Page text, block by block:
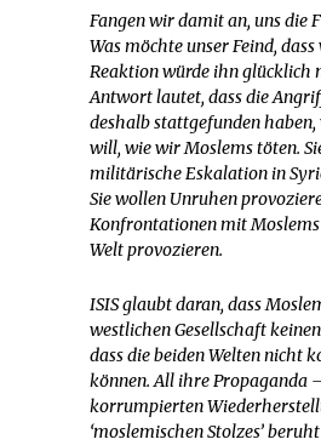
Fangen wir damit an, uns die
Was möchte unser Feind,
Reaktion würde ihn glücklich
Antwort lautet, dass die
deshalb stattgefunden haben,
will, wie wir Moslems töten.
militärische Eskalation in
Sie wollen Unruhen
Konfrontationen mit
Welt provozieren.
ISIS glaubt daran, dass
westlichen Gesellschaft
dass die beiden Welten nicht
können. All ihre Propaganda
korrumpierten
‘moslemischen Stolzes’